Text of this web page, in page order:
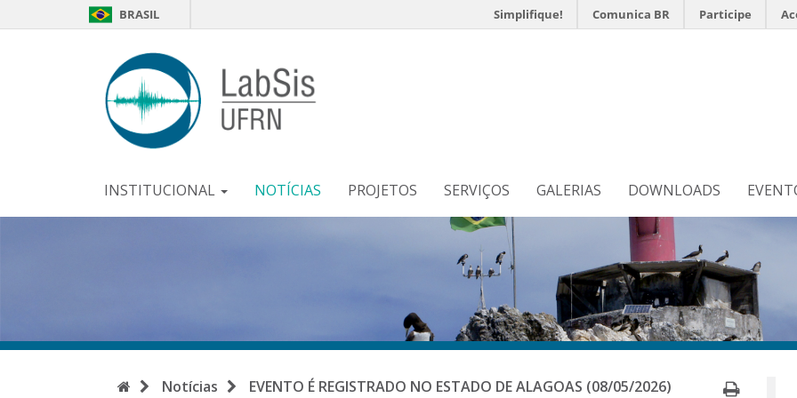
BRASIL Simplifique! Comunica BR Participe
INSTITUCIONAL NOTÍCIAS PROJETOS SERVIÇOS GALERIAS DOWNLOADS
InícioNotícias EVENTO É REGISTRADO NO ESTADO DE ALAGOAS (08/05/2026)